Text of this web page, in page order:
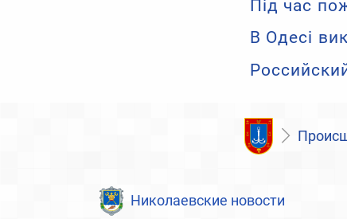
Під час
В Одесі
Николаевские новости